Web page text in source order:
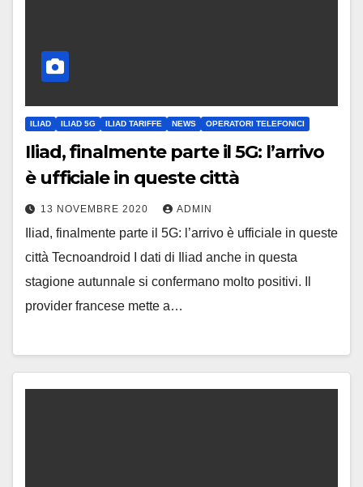
ILIAD ILIAD 5G ILIAD TARIFFE NEWS OPERATORI TELEFONICI
Iliad, finalmente parte il 5G: l’arrivo
è ufficiale in queste città
13 NOVEMBRE 2020 ADMIN
Iliad, finalmente parte il 5G: l’arrivo è ufficiale in queste
città Tecnoandroid I dati di Iliad anche in questa
stagione autunnale si confermano molto positivi. Il
provider francese mette a…